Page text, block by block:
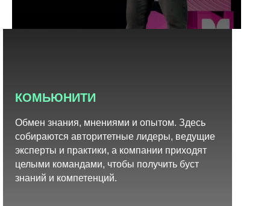
КОМЬЮНИТИ
Обмен знания, мнениями и опытом. Здесь
собираются авторитетные лидеры, ведущие
эксперты и практики, а компании приходят
целыми командами, чтобы получить буст
знаний и компетенций.